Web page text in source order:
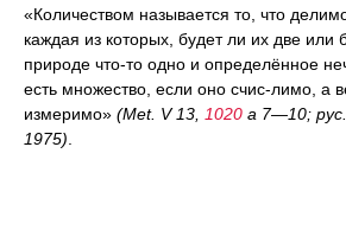
«Количеством называется то, что
каждая из которых, будет ли их две или
природе что-то одно и определённое
есть множество, если оно счис-лимо, а
измеримо» (Met. V 13, 1020 а 7—10; рус.
1975)